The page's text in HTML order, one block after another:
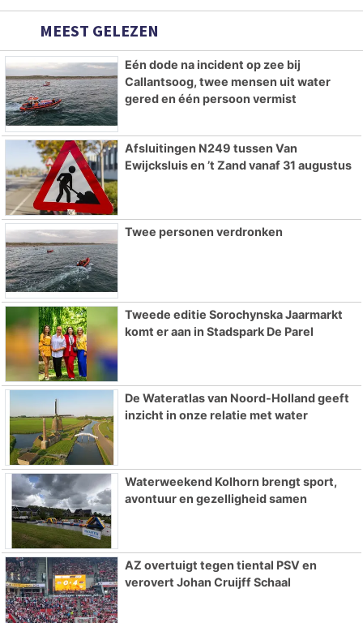
MEEST GELEZEN
Eén dode na incident op zee bij
Callantsoog, twee mensen uit water
gered en één persoon vermist
Afsluitingen N249 tussen Van
Ewijcksluis en ’t Zand vanaf 31 augustus
Twee personen verdronken
Tweede editie Sorochynska Jaarmarkt
komt er aan in Stadspark De Parel
De Wateratlas van Noord-Holland geeft
inzicht in onze relatie met water
Waterweekend Kolhorn brengt sport,
avontuur en gezelligheid samen
AZ overtuigt tegen tiental PSV en
verovert Johan Cruijff Schaal